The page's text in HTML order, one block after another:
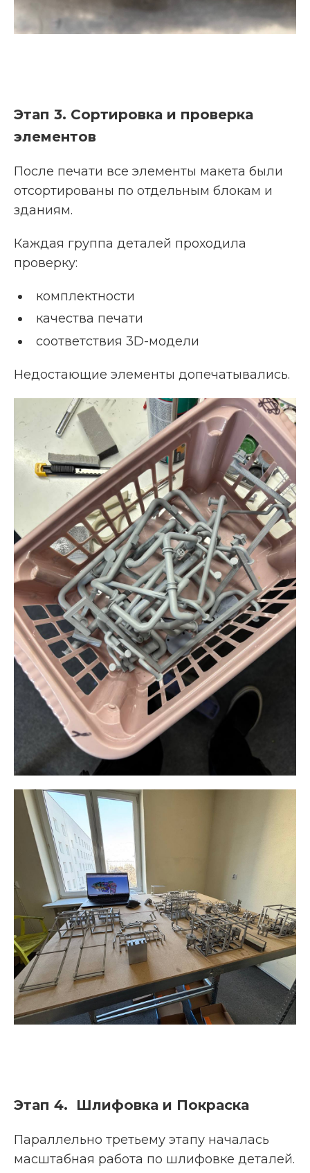
Этап 3. Сортировка и проверка
элементов
После печати все элементы макета были
отсортированы по отдельным блокам и
зданиям.
Каждая группа деталей проходила
проверку:
комплектности
качества печати
соответствия 3D-модели
Недостающие элементы допечатывались.
Этап 4. Шлифовка и Покраска
Параллельно третьему этапу началась
масштабная работа по шлифовке деталей.